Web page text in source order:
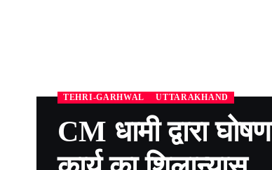
TEHRI-GARHWAL UTTARAKHAND
CM धामी द्वारा